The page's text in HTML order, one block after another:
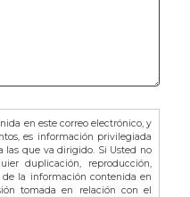
en este correo electrónico, y
es información privilegiada
las que va dirigido. Si Usted no
duplicación, reproducción,
la información contenida en
tomada en relación con el